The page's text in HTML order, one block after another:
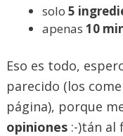
solo 5
apenas 10
Eso es todo,
parecido (los
página), porque
opiniones :-)tán al